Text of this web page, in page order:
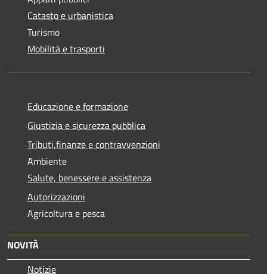
Catasto e urbanistica
Turismo
Mobilità e trasporti
Educazione e formazione
Giustizia e sicurezza pubblica
Tributi,finanze e contravvenzioni
Ambiente
Salute, benessere e assistenza
Autorizzazioni
Agricoltura e pesca
NOVITÀ
Notizie